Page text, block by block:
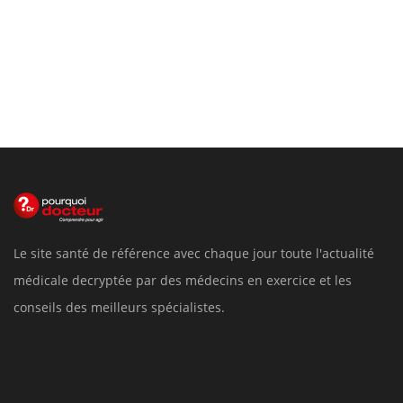
Le site santé de référence avec chaque jour toute l'actualité
médicale decryptée par des médecins en exercice et les
conseils des meilleurs spécialistes.